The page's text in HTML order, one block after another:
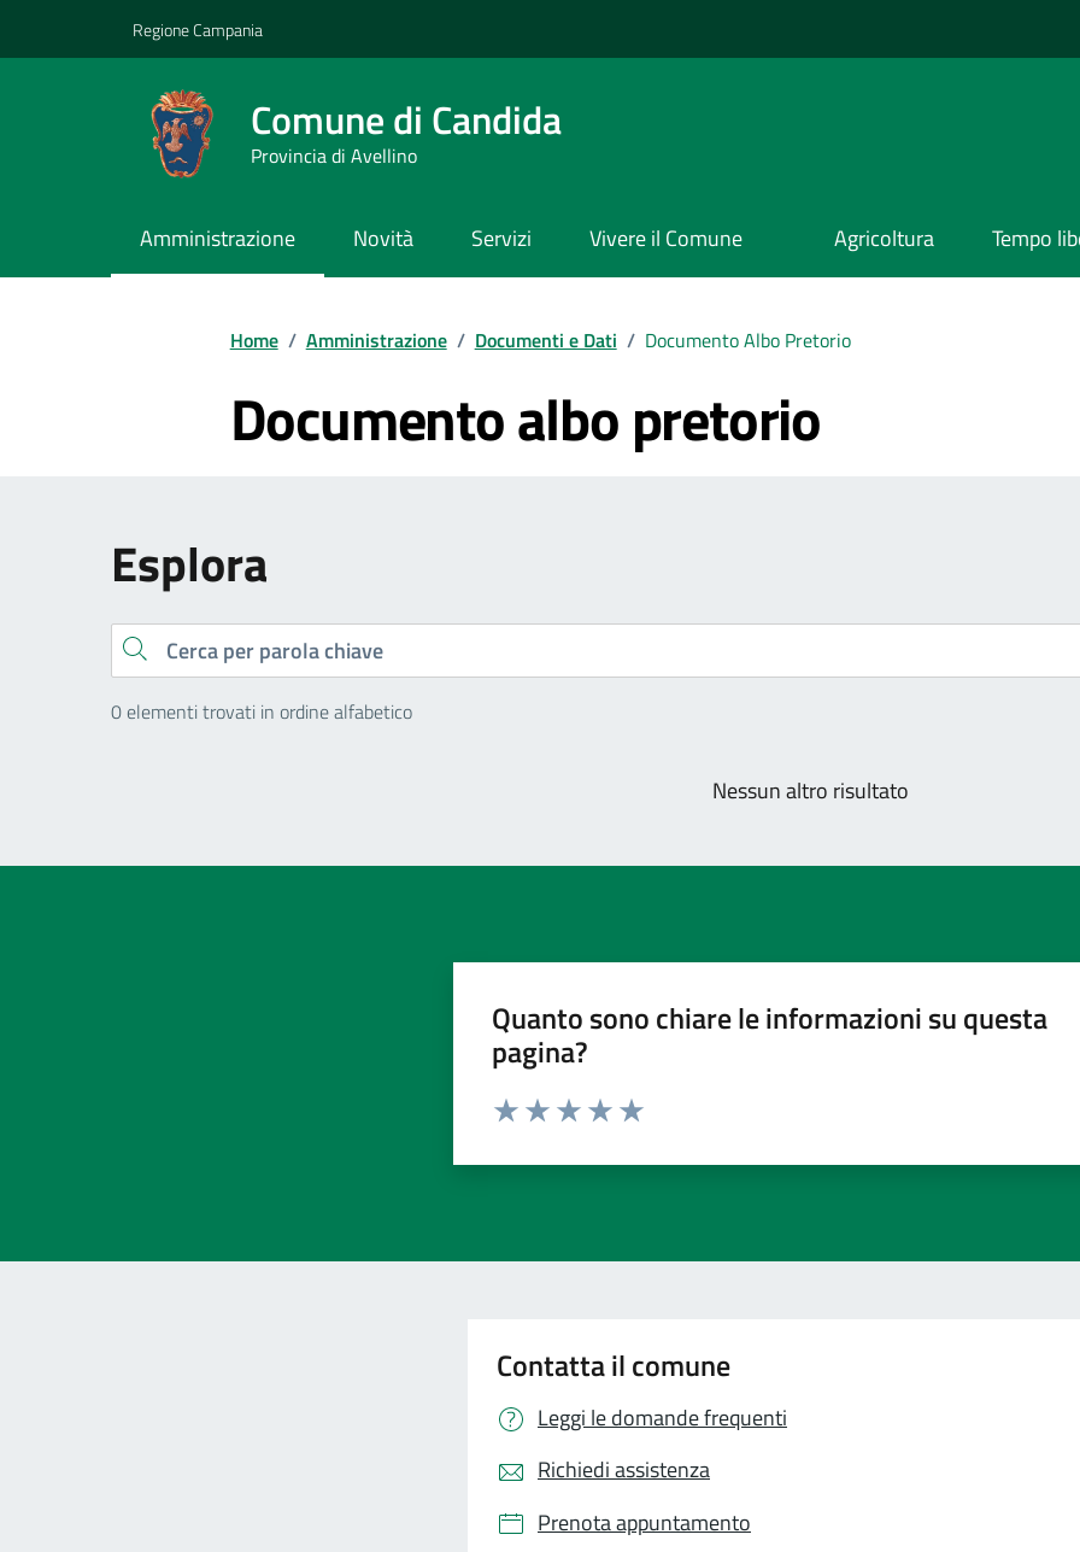
Regione Campania
Comune di Candida
Provincia di Avellino
Amministrazione Novità Servizi Vivere il Comune Agricoltura Tempo
Home / Amministrazione / Documenti e Dati / Documento Albo Pretorio
Documento albo pretorio
Esplora
Cerca
0 elementi trovati in ordine alfabetico
Nessun altro risultato
Quanto sono chiare le informazioni su questa
pagina?
Contatta il comune
Leggi le domande frequenti
Richiedi assistenza
Prenota appuntamento